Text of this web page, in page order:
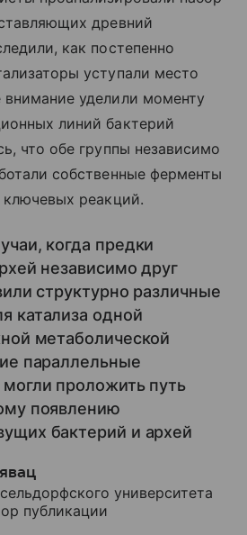
древний
как постепенно
уступали место
уделили моменту
линий бактерий
что обе группы независимо
собственные ферменты
реакций.
когда предки
независимо друг
структурно различные
катализа одной
метаболической
параллельные
проложить путь
появлению
бактерий и архей
университета
публикации